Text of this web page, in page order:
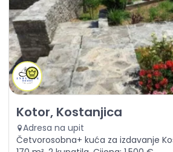
Izdavanje - Kuća Kotor, Kostanjica
Kotor, Kostanjica
Adresa na upit
Četvorosobna+ kuća za izdavanje